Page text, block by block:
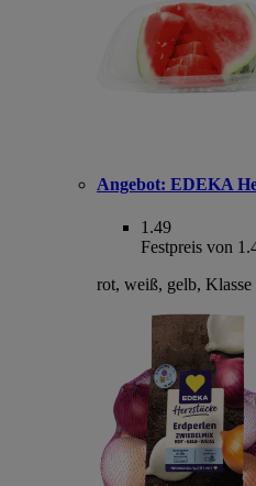
Angebot: EDEKA
1.49
Festpreis von
rot, weiß, gelb,